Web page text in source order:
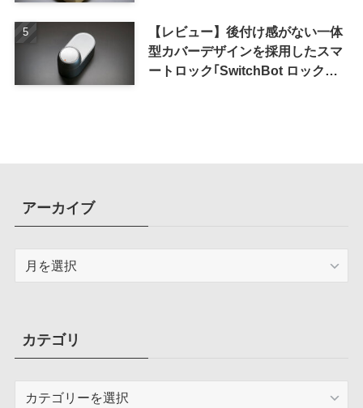
【レビュー】後付け感がない一体
型カバーデザインを採用したスマ
ートロック｢SwitchBot ロック
アーカイブ
ブカテゴリ